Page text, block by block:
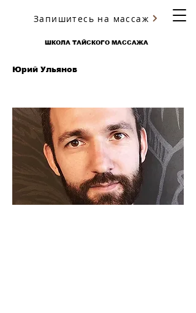
ШКОЛА ТАЙСКОГО МАССАЖА
ЮРИЯ УЛЬЯНОВА
Запишитесь на массаж
Юрий Ульянов